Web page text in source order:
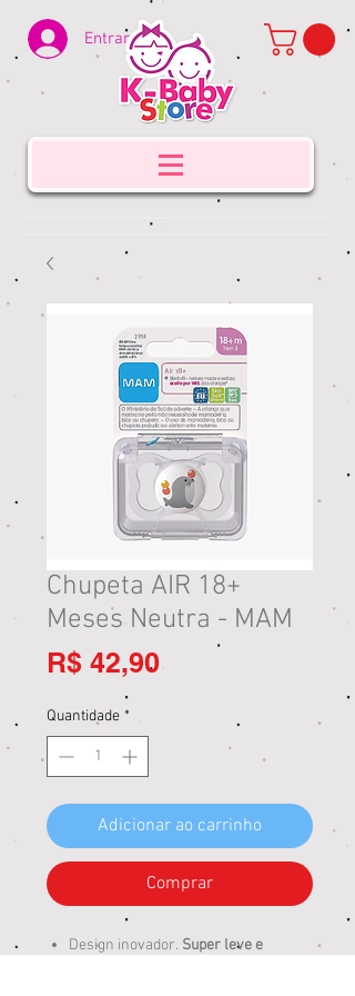
Entrar
Chupeta AIR 18+
Meses Neutra - MAM
R$ 42,90
Quantidade *
Adicionar ao carrinho
Comprar
Design inovador. Super leve e